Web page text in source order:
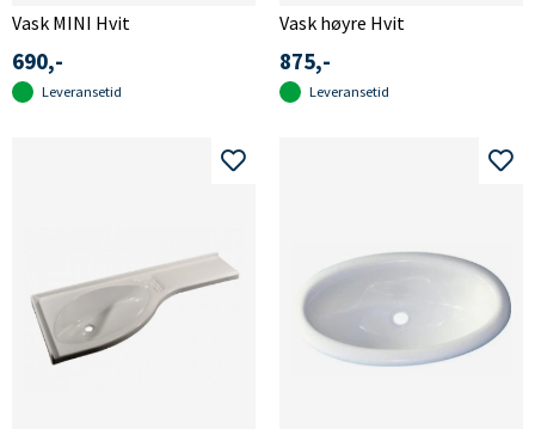
Vask MINI Hvit
690,-
Leveransetid
Vask høyre Hvit
875,-
Leveransetid